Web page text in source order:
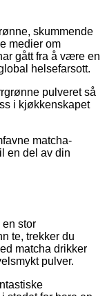
skummende
medier om
gått fra å være en
helsefarsott.
pulveret så
i kjøkkenskapet
matcha-
en del av din
en stor
te, trekker du
matcha drikker
pulver.